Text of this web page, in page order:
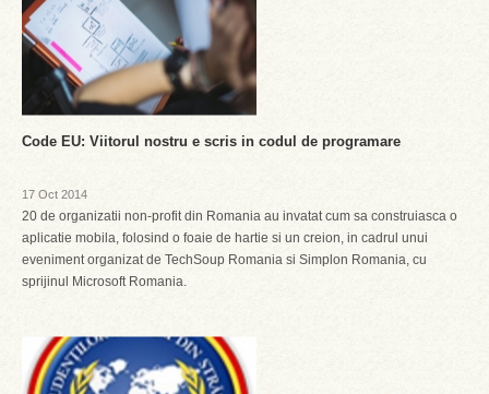
Code EU: Viitorul nostru e scris in codul de programare
17 Oct 2014
20 de organizatii non-profit din Romania au invatat cum sa construiasca o
aplicatie mobila, folosind o foaie de hartie si un creion, in cadrul unui
eveniment organizat de TechSoup Romania si Simplon Romania, cu
sprijinul Microsoft Romania.